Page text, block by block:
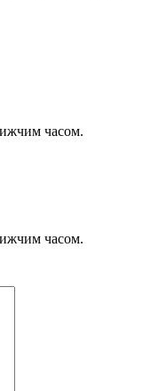
часом.
часом.